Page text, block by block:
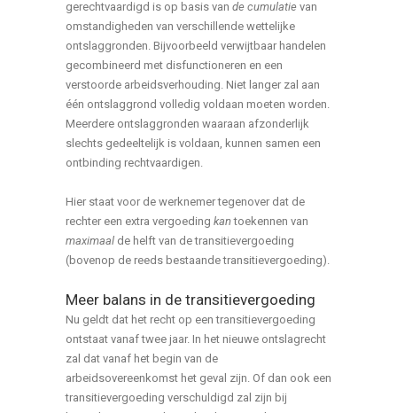
gerechtvaardigd is op basis van de cumulatie van
omstandigheden van verschillende wettelijke
ontslaggronden. Bijvoorbeeld verwijtbaar handelen
gecombineerd met disfunctioneren en een
verstoorde arbeidsverhouding. Niet langer zal aan
één ontslaggrond volledig voldaan moeten worden.
Meerdere ontslaggronden waaraan afzonderlijk
slechts gedeeltelijk is voldaan, kunnen samen een
ontbinding rechtvaardigen.
Hier staat voor de werknemer tegenover dat de
rechter een extra vergoeding kantoekennen van
maximaal de helft van de transitievergoeding
(bovenop de reeds bestaande transitievergoeding).
Meer balans in de transitievergoeding
Nu geldt dat het recht op een transitievergoeding
ontstaat vanaf twee jaar. In het nieuwe ontslagrecht
zal dat vanaf het begin van de
arbeidsovereenkomst het geval zijn. Of dan ook een
transitievergoeding verschuldigd zal zijn bij